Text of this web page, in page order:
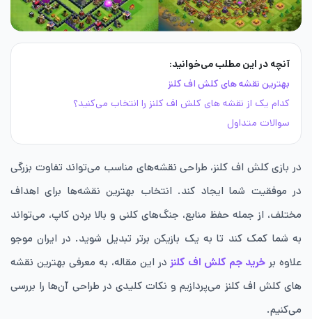
آنچه در این مطلب می‌خوانید:
بهترین نقشه های کلش اف کلنز
کدام یک از نقشه های کلش اف کلنز را انتخاب می‌کنید؟
سوالات متداول
در بازی کلش اف کلنز، طراحی نقشه‌های مناسب می‌تواند تفاوت بزرگی
در موفقیت شما ایجاد کند. انتخاب بهترین نقشه‌ها برای اهداف
مختلف، از جمله حفظ منابع، جنگ‌های کلنی و بالا بردن کاپ، می‌تواند
به شما کمک کند تا به یک بازیکن برتر تبدیل شوید. در ایران موجو
علاوه بر خرید جم کلش اف کلنز در این مقاله، به معرفی بهترین نقشه‌
های کلش اف کلنز می‌پردازیم و نکات کلیدی در طراحی آن‌ها را بررسی
می‌کنیم.